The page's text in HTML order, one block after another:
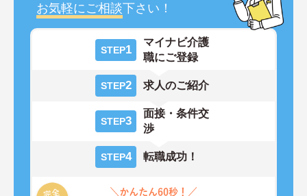
お気軽にご相談下さい！
STEP1
マイナビ介護
職にご登録
STEP2 求人のご紹介
STEP3
面接・条件交
渉
STEP4 転職成功！